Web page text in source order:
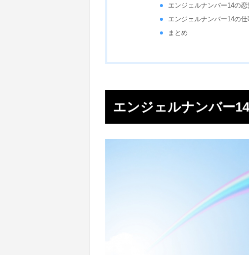
エンジェルナンバー14の恋
エンジェルナンバー14の仕
まとめ
エンジェルナンバー